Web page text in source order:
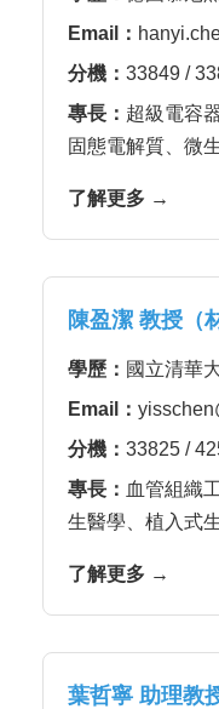
Email：
分機： 33849 /
專長： 超級電容
固態電解質、微
了解更多 →
陳盈潔 教授（
學歷： 國立清華
Email：
分機： 33825 /
專長： 血管組織
生醫學、植入式
了解更多 →
葉哲寧 助理教